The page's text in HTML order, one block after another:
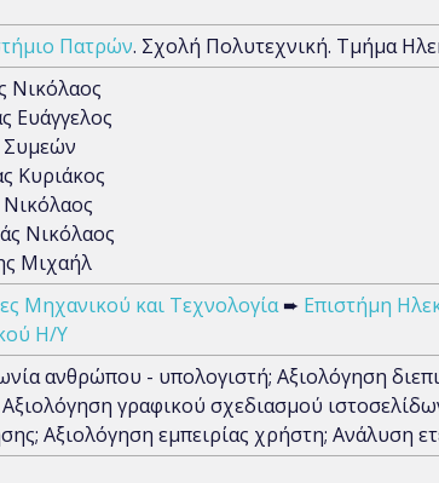
Πατρών. Σχολή Πολυτεχνική. Τμήμα
Νικόλαος
Ευάγγελος
Συμεών
Κυριάκος
Νικόλαος
Μιχαήλ
Μηχανικού και Τεχνολογία➨ Επιστήμη
Η/Υ
ανθρώπου - υπολογιστή; Αξιολόγηση
γραφικού σχεδιασμού
Αξιολόγηση εμπειρίας χρήστη; Ανάλυση